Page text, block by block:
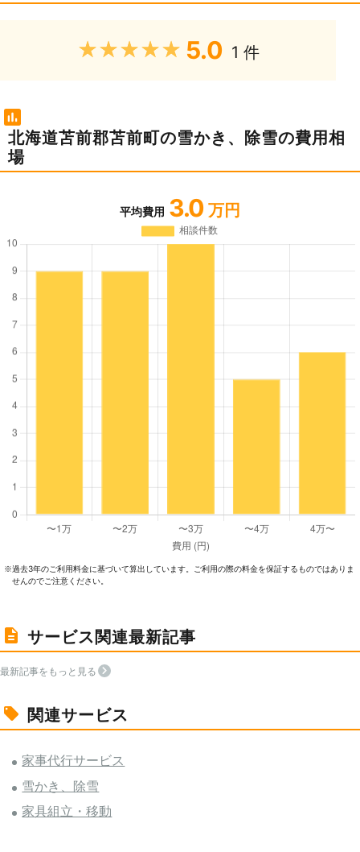
★★★★★ 5.0 1 件
北海道苫前郡苫前町の雪かき、除雪の費用相
場
平均費用 3.0 万円
※過去3年のご利⽤料⾦に基づいて算出しています。ご利⽤の際の料⾦を保証するものではありま
せんのでご注意ください。
サービス関連最新記事
最新記事をもっと見る
関連サービス
家事代行サービス
雪かき、除雪
家具組立・移動